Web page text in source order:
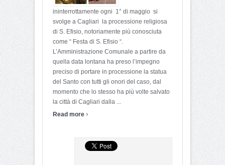
ininterrottamente ogni 1° di maggio si
svolge a Cagliari la processione religiosa
di S. Efisio, notoriamente più conosciuta
come “ Festa di S. Efisio “.
L’Amministrazione Comunale a partire da
quella data lontana ha preso l’impegno
preciso di portare in processione la statua
del Santo con tutti gli onori del caso, dal
momento che lo stesso ha più volte salvato
la città di Cagliari dalla ...
Read more ›